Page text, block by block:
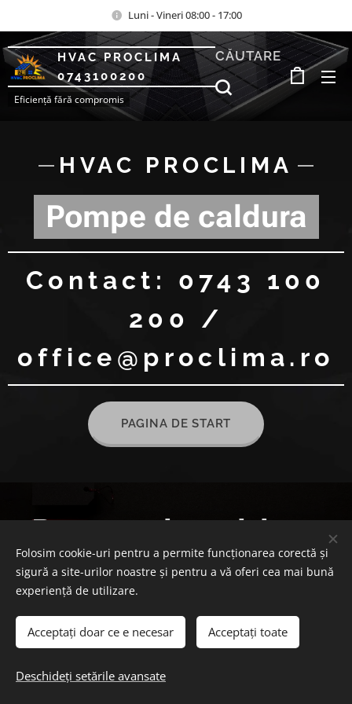
Luni - Vineri 08:00 - 17:00
HVAC PROCLIMA
0743100200
Eficiență fără compromis
CĂUTARE
HVAC PROCLIMA
Pompe de caldura
Contact: 0743 100
200 /
office@proclima.ro
PAGINA DE START
Pompe de caldura
Cookie-uri
Folosim cookie-uri pentru a permite funcționarea corectă și
sigură a site-urilor noastre și pentru a vă oferi cea mai bună
experiență de utilizare.
Acceptați doar ce e necesar Acceptați toate
Deschideți setările avansate